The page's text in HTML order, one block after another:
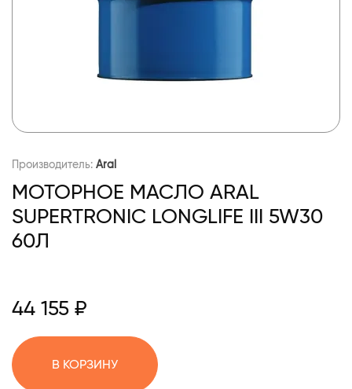
Производитель: Aral
МОТОРНОЕ МАСЛО ARAL
SUPERTRONIC LONGLIFE III 5W30
60Л
44 155 ₽
В КОРЗИНУ